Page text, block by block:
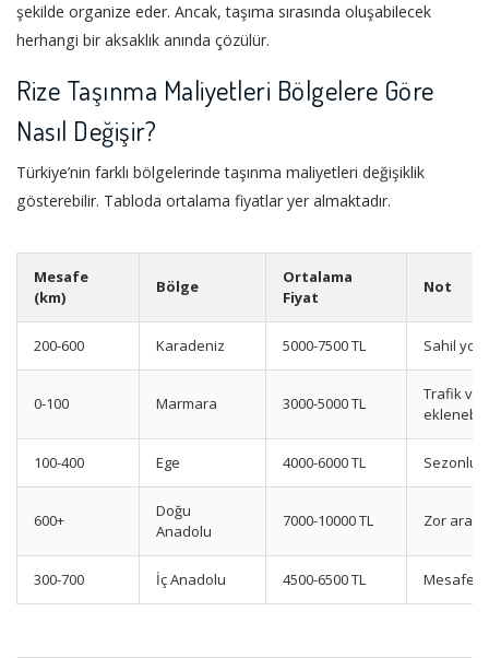
şekilde organize eder. Ancak, taşıma sırasında oluşabilecek
herhangi bir aksaklık anında çözülür.
Rize Taşınma Maliyetleri Bölgelere Göre
Nasıl Değişir?
Türkiye’nin farklı bölgelerinde taşınma maliyetleri değişiklik
gösterebilir. Tabloda ortalama fiyatlar yer almaktadır.
Mesafe
(km)
Bölge
Ortalama
Fiyat
Not
200-600 Karadeniz 5000-7500 TL Sahil
0-100 Marmara 3000-5000 TL
Trafik ve
100-400 Ege 4000-6000 TL
600+
Doğu
Anadolu
7000-10000 TL Zor arazi
300-700 İç Anadolu 4500-6500 TL Mesafe